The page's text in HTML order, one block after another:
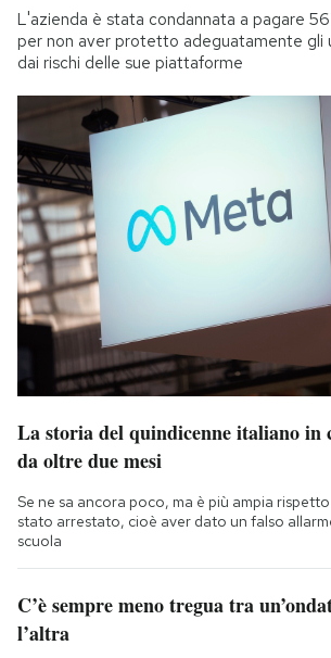
L'azienda è stata condannata a pagare
per non aver protetto adeguatamente gli
dai rischi delle sue piattaforme
La storia del quindicenne italiano in
da oltre due mesi
Se ne sa ancora poco, ma è più ampia
stato arrestato, cioè aver dato un falso
scuola
C’è sempre meno tregua tra
l’altra